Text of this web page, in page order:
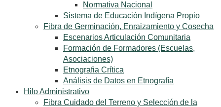
Normativa Nacional
Sistema de Educación Indígena Propio
Fibra de Germinación, Enraizamiento y Cosecha
Escenarios Articulación Comunitaria
Formación de Formadores (Escuelas,
Asociaciones)
Etnografia Crítica
Análisis de Datos en Etnografía
Hilo Administrativo
Fibra Cuidado del Terreno y Selección de la